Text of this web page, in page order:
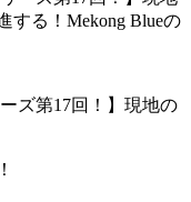
ズ第17回！】現地の